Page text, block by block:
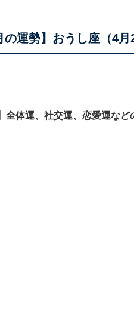
の運勢】おうし座（4月
全体運、社交運、恋愛運など